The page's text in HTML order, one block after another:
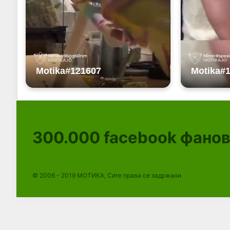
300.000 facebook
© 2006 - 2019 МОТИКА, Сите права се задржани